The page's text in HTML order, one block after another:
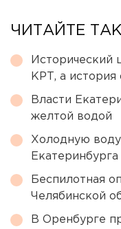
ЧИТАЙТЕ
Исторический
КРТ, а история
Власти
желтой водой
Холодную
Екатеринбурга
Беспилотная
Челябинской
В Оренбурге